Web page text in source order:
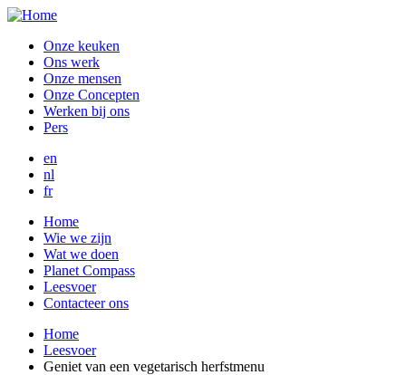
Overslaan
naar
inhoud
gaan
Onze keuken
Ons werk
Onze mensen
Onze Concepten
Werken bij ons
Pers
en
nl
fr
Home
Wie we zijn
Wat we doen
Planet Compass
Leesvoer
Contacteer ons
Home
Leesvoer
Geniet van een vegetarisch herfstmenu